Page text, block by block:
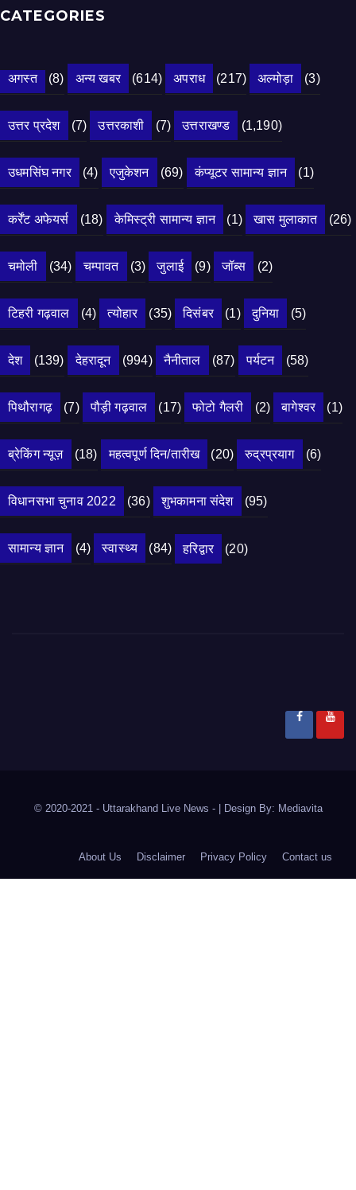
CATEGORIES
अगस्त (8) अन्य खबर (614) अपराध (217) अल्मोड़ा (3)
उत्तर प्रदेश (7) उत्तरकाशी (7) उत्तराखण्ड (1,190)
उधमसिंघ नगर (4) एजुकेशन (69) कंप्यूटर सामान्य ज्ञान (1)
कर्रेंट अफेयर्स (18) केमिस्ट्री सामान्य ज्ञान (1) खास मुलाकात (26)
चमोली (34) चम्पावत (3) जुलाई (9) जॉब्स (2)
टिहरी गढ़वाल (4) त्योहार (35) दिसंबर (1) दुनिया (5)
देश (139) देहरादून (994) नैनीताल (87) पर्यटन (58)
पिथौरागढ़ (7) पौड़ी गढ़वाल (17) फोटो गैलरी (2) बागेश्वर (1)
ब्रेकिंग न्यूज़ (18) महत्वपूर्ण दिन/तारीख (20) रुद्रप्रयाग (6)
विधानसभा चुनाव 2022 (36) शुभकामना संदेश (95)
सामान्य ज्ञान (4) स्वास्थ्य (84) हरिद्वार (20)
© 2020-2021 - Uttarakhand Live News - Design By: Mediavita
About Us Disclaimer Privacy Policy Contact us